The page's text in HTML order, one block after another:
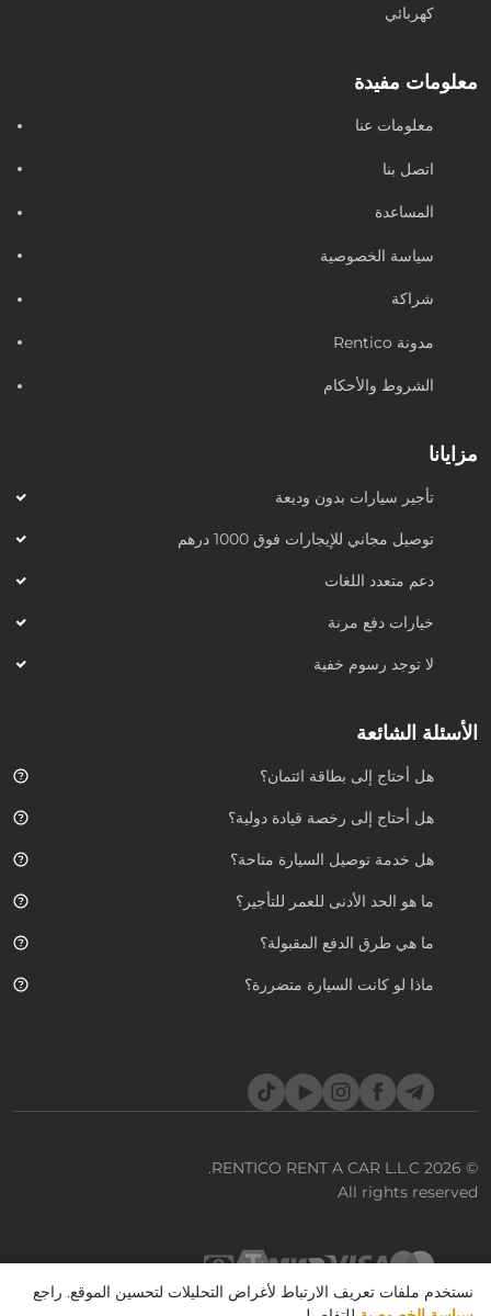
كهربائي
معلومات مفيدة
معلومات عنا
اتصل بنا
المساعدة
سياسة الخصوصية
شراكة
مدونة Rentico
الشروط والأحكام
مزايانا
تأجير سيارات بدون وديعة
توصيل مجاني للإيجارات فوق 1000 درهم
دعم متعدد اللغات
خيارات دفع مرنة
لا توجد رسوم خفية
الأسئلة الشائعة
هل أحتاج إلى بطاقة ائتمان؟
هل أحتاج إلى رخصة قيادة دولية؟
هل خدمة توصيل السيارة متاحة؟
ما هو الحد الأدنى للعمر للتأجير؟
ما هي طرق الدفع المقبولة؟
ماذا لو كانت السيارة متضررة؟
Telegram
Facebook
Instagram
YouTube
TikTok
© 2026
RENTICO RENT A CAR L.L.C.
All rights reserved
نستخدم ملفات تعريف الارتباط لأغراض التحليلات لتحسين الموقع. راجع